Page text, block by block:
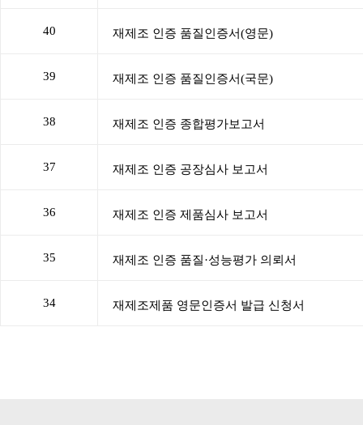
40
39
38
37
36
35
34